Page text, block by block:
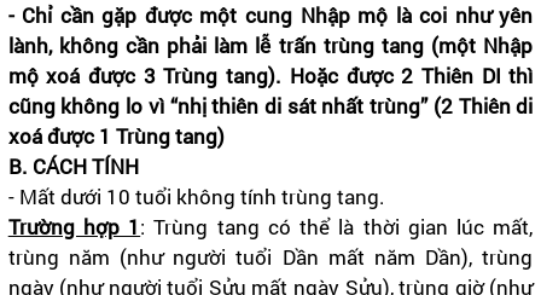
- Chỉ cần gặp được một cung Nhập mộ là coi như yên
lành, không cần phải làm lễ trấn trùng tang (một Nhập
mộ xoá được 3 Trùng tang). Hoặc được 2 Thiên DI thì
cũng không lo vì “nhị thiên di sát nhất trùng” (2 Thiên di
xoá được 1 Trùng tang)
B. CÁCH TÍNH
- Mất dưới 10 tuổi không tính trùng tang.
Trường hợp 1:Trùng tang có thể là thời gian lúc mất,
trùng năm (như người tuổi Dần mất năm Dần), trùng
ngày (như người tuổi Sửu mất ngày Sửu), trùng giờ (như